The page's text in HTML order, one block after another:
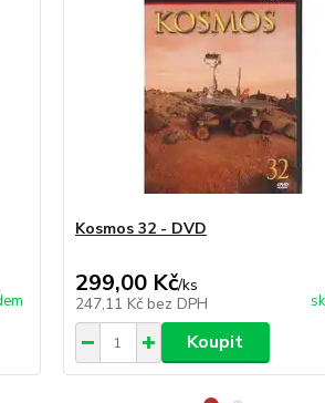
Kosmos 32 - DVD
299,00 Kč/ks
247,11 Kč bez DPH
Koupit